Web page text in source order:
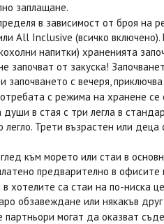
заплащане.
в зависимост от броя на
All Inclusive (всичко
напитки) храненията
започват от закуска!
започването с вечеря,
с режима на хранене
в стая с три легла в
Трети възрастен или
към морето или стаи в
предварително в
в хотелите са стаи на по-ниска
обзавеждане или някакъв
партньори могат да оказват